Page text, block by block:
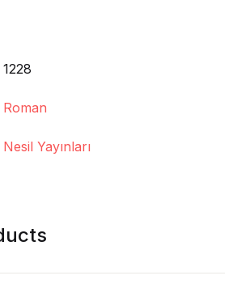
1228
Roman
Nesil Yayınları